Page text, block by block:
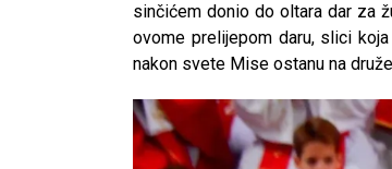
sinčićem donio do oltara dar za
ovome prelijepom daru, slici
nakon svete Mise ostanu na